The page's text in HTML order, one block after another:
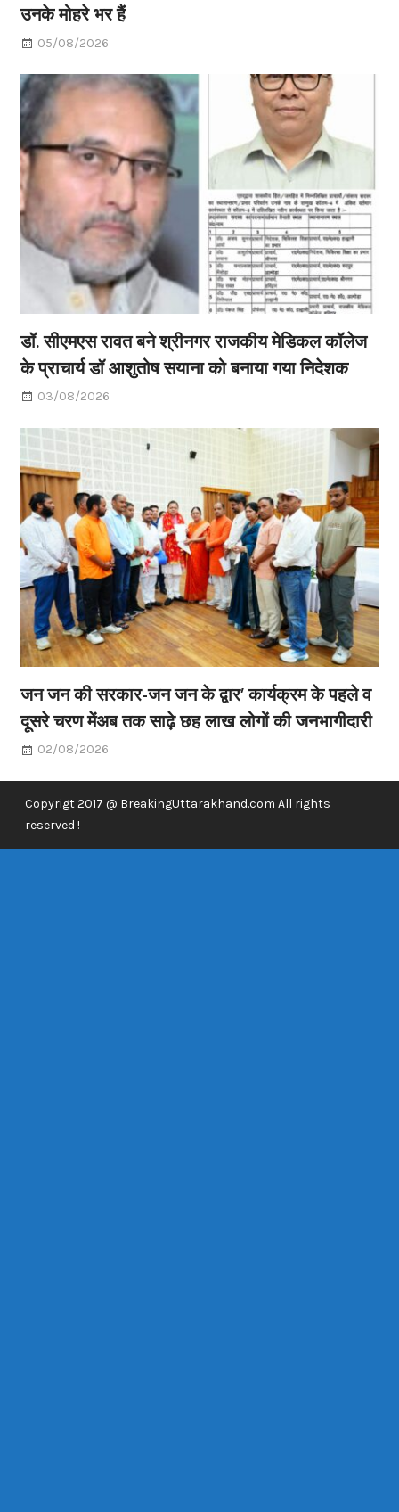
उनके मोहरे भर हैं
05/08/2026
डॉ. सीएमएस रावत बने श्रीनगर राजकीय मेडिकल कॉलेज
के प्राचार्य डॉ आशुतोष सयाना को बनाया गया निदेशक
03/08/2026
जन जन की सरकार-जन जन के द्वार’ कार्यक्रम के पहले व
दूसरे चरण मेंअब तक साढ़े छह लाख लोगों की जनभागीदारी
02/08/2026
Copyrigt 2017 @ BreakingUttarakhand.com All rights
reserved !